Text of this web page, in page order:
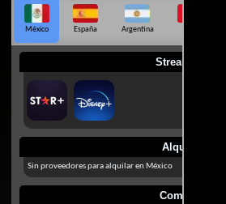
México España Argentina
Streaming
Alquilar
Sin proveedores para alquilar en México
Comprar